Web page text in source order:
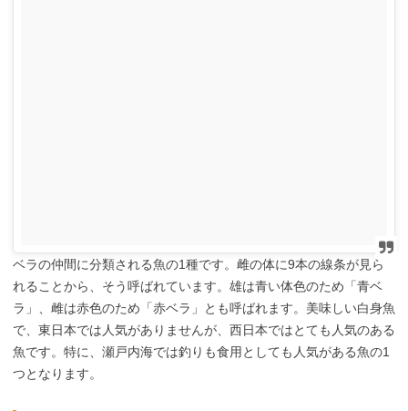
ベラの仲間に分類される魚の1種です。雌の体に9本の線条が見ら
れることから、そう呼ばれています。雄は青い体色のため「青ベ
ラ」、雌は赤色のため「赤ベラ」とも呼ばれます。美味しい白身魚
で、東日本では人気がありませんが、西日本ではとても人気のある
魚です。特に、瀬戸内海では釣りも食用としても人気がある魚の1
つとなります。